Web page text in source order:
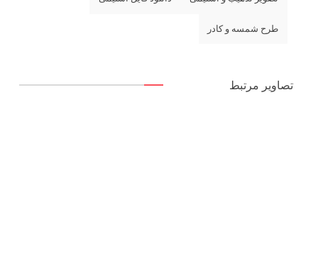
طرح شمسه و کادر
تصاویر مرتبط